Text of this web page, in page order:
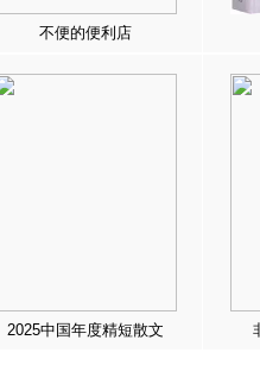
不便的便利店
2025中国年度精短散文